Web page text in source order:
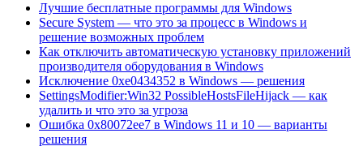
Лучшие бесплатные программы для Windows
Secure System — что это за процесс в Windows и
решение возможных проблем
Как отключить автоматическую установку приложений
производителя оборудования в Windows
Исключение 0xe0434352 в Windows — решения
SettingsModifier:Win32 PossibleHostsFileHijack — как
удалить и что это за угроза
Ошибка 0x80072ee7 в Windows 11 и 10 — варианты
решения